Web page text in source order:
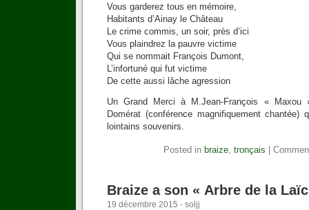
Vous garderez tous en mémoire,
Habitants d’Ainay le Château
Le crime commis, un soir, près d’ici
Vous plaindrez la pauvre victime
Qui se nommait François Dumont,
L’infortuné qui fut victime
De cette aussi lâche agression
Un Grand Merci à M.Jean-François « Maxou
Domérat (conférence magnifiquement
lointains souvenirs.
Posted in braize, tronçais
Braize a son « Arbre de la
19 décembre 2015 - soljj